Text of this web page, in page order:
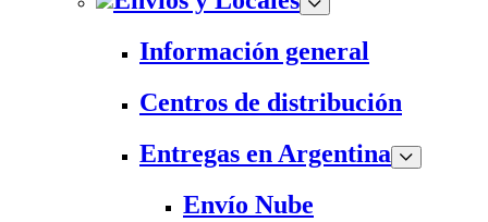
Información general
Centros de distribución
Entregas en Argentina
Envío Nube